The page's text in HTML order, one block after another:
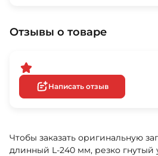
Отзывы о товаре
Написать отзыв
Чтобы заказать оригинальную
длинный L-240 мм, резко гнутый